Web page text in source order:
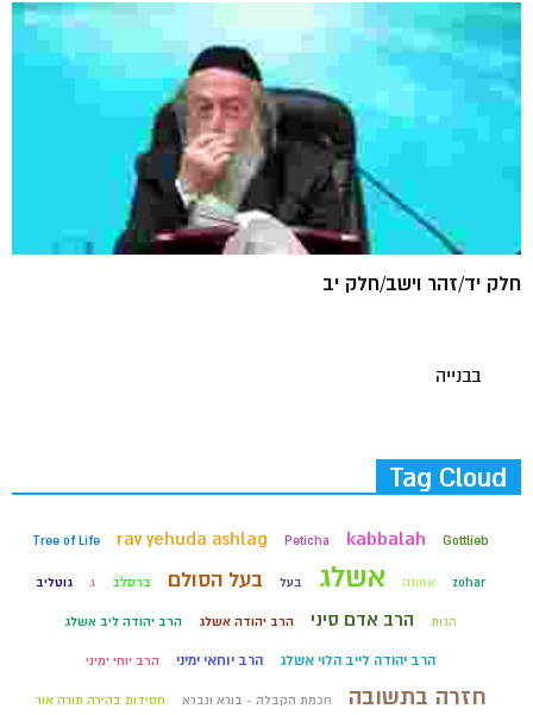
חלק יד/זהר וישב/חלק יב
בבנייה
Tag Cloud
Gottlieb
kabbalah
Peticha
rav yehuda ashlag
Tree of Life
zohar אמונה אשלג בעל בעל הסולם ברסלב ג גוטליב
הגות הרב אדם סיני הרב יהודה אשלג הרב יהודה ליב אשלג
הרב יהודה לייב הלוי אשלג הרב יוחאי ימיני הרב יוחי ימיני
חזרה בתשובה חכמת הקבלה - בורא ונברא חסידות בהירה תורה אור